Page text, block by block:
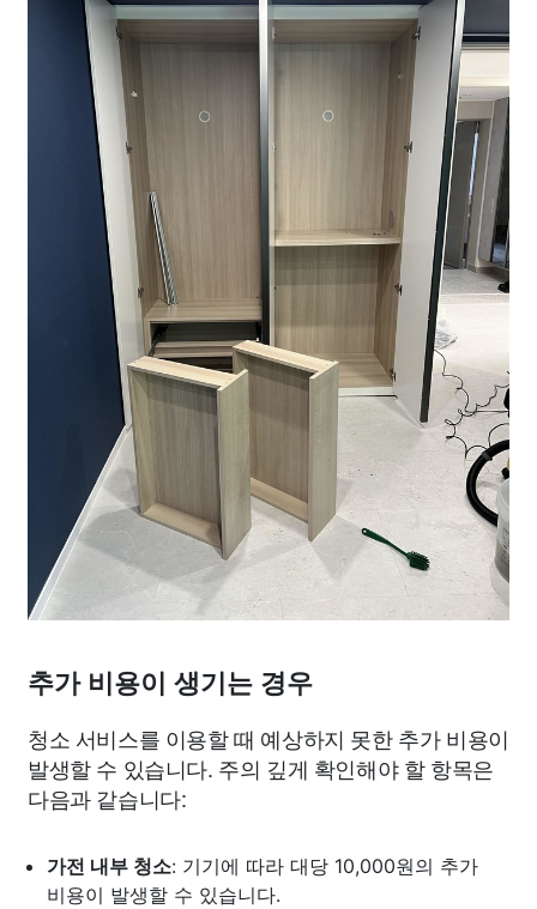
추가 비용이 생기는 경우
청소 서비스를 이용할 때 예상하지 못한 추가 비용이
발생할 수 있습니다. 주의 깊게 확인해야 할 항목은
다음과 같습니다:
가전 내부 청소: 기기에 따라 대당 10,000원의 추가
비용이 발생할 수 있습니다.